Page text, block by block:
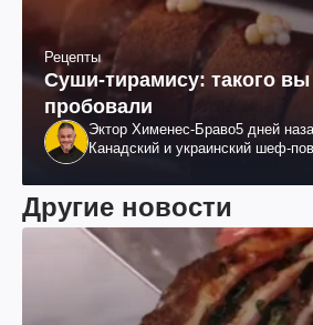
Рецепты
Суши-тирамису: такого
пробовали
Эктор Хименес-Браво5 дней
Канадский и украинский шеф-
Другие новости